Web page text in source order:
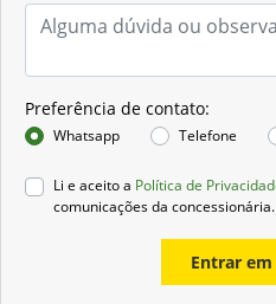
Preferência de contato:
Whatsapp Telefone
Li e aceito a Política de
comunicações da concessionária.
Entrar